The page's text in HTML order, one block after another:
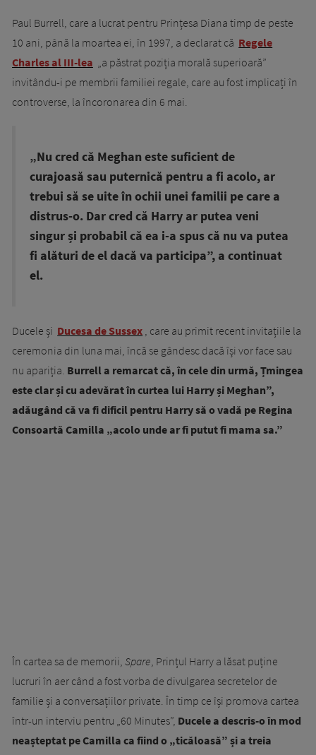
Paul Burrell, care a lucrat pentru Prințesa Diana timp de peste
10 ani, până la moartea ei, în 1997, a declarat că Regele
Charles al III-lea „a păstrat poziția morală superioară”
invitându-i pe membrii familiei regale, care au fost implicați în
controverse, la încoronarea din 6 mai.
„Nu cred că Meghan este suficient de
curajoasă sau puternică pentru a fi acolo, ar
trebui să se uite în ochii unei familii pe care a
distrus-o. Dar cred că Harry ar putea veni
singur și probabil că ea i-a spus că nu va putea
fi alături de el dacă va participa”, a continuat
el.
Ducele și Ducesa de Sussex , care au primit recent invitațiile la
ceremonia din luna mai, încă se gândesc dacă își vor face sau
nu apariția. Burrell a remarcat că, în cele din urmă, Țmingea
este clar și cu adevărat în curtea lui Harry și Meghan”,
adăugând că va fi dificil pentru Harry să o vadă pe Regina
Consoartă Camilla „acolo unde ar fi putut fi mama sa.”
În cartea sa de memorii, Spare, Prințul Harry a lăsat puține
lucruri în aer când a fost vorba de divulgarea secretelor de
familie și a conversațiilor private. În timp ce își promova cartea
într-un interviu pentru „60 Minutes”, Ducele a descris-o în mod
neașteptat pe Camilla ca fiind o „ticăloasă” și a treia